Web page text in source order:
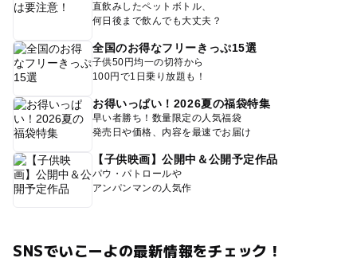
直飲みしたペットボトル、
何日後まで飲んでも大丈夫？
全国のお得なフリーきっぷ15選
子供50円均一の切符から
100円で1日乗り放題も！
お得いっぱい！2026夏の福袋特集
早い者勝ち！数量限定の人気福袋
発売日や価格、内容を最速でお届け
【子供映画】公開中＆公開予定作品
パウ・パトロールや
アンパンマンの人気作
SNSでいこーよの最新情報をチェック！